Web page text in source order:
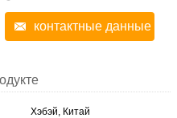
контактные данные
Хэбэй, Китай